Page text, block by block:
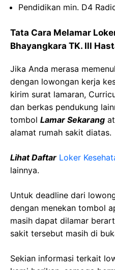
Pendidikan min. D4
Tata Cara Melamar
Bhayangkara TK. Ill
Jika Anda merasa
dengan lowongan kerja
kirim surat lamaran,
dan berkas pendukung
tombol Lamar Sekarang
alamat rumah sakit diatas.
Lihat Daftar Loker
lainnya.
Untuk deadline dari
dengan menekan tombol
masih dapat dilamar
sakit tersebut masih di
Sekian informasi terkait